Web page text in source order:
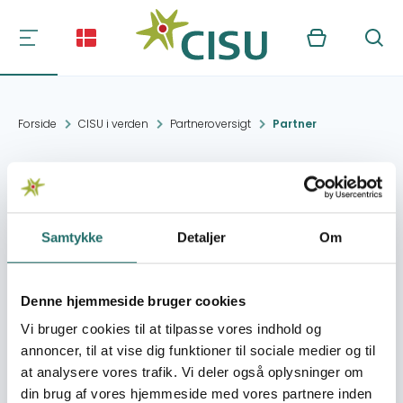
Samtykke Detaljer Om
Denne hjemmeside bruger cookies
Vi bruger cookies til at tilpasse vores indhold og
annoncer, til at vise dig funktioner til sociale medier og til
at analysere vores trafik. Vi deler også oplysninger om
din brug af vores hjemmeside med vores partnere inden
Kurv Søg
Forside CISU i verden Partneroversigt Partner
AFRICA 2000
NETWORK UGANDA
ckyeswa@a2n.org.ug
Organisation:
Økologisk
Landsforening